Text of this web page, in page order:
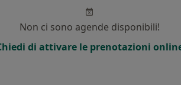
Non ci sono agende disponibili!
di attivare le prenotazioni